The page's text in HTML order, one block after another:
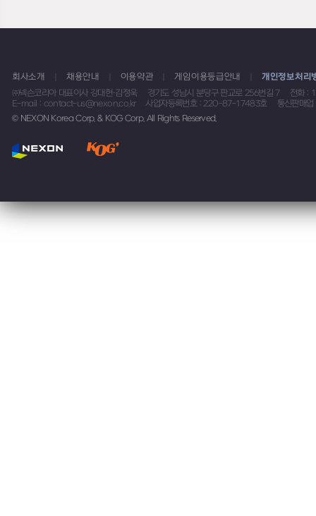
회사소개 채용안내 이용약관 게임이용등급안내
개인정보처리
㈜넥슨코리아 대표이사 강대현·김정욱
경기도 성남시 분당구 판교로 256번길 7
전화 :
E-mail : contact-us@nexon.co.kr
사업자등록번호 : 220-87-17483호
통신판매
© NEXON Korea Corp. & KOG Corp. All Rights Reserved.